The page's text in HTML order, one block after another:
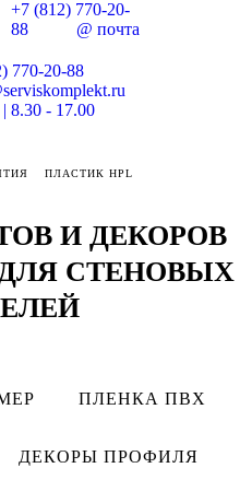
+7 (812) 770-20-
88
@ почта
770-20-88
8.30 - 17.00
ПЛАСТИК HPL
И ДЕКОРОВ
СТЕНОВЫХ
ПЛЕНКА ПВХ
ДЕКОРЫ ПРОФИЛЯ